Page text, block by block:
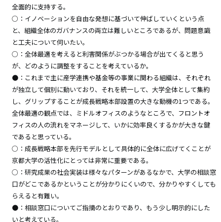
全面的に支持する。
○：イノベーションを自由な発想に基づいて伸ばしていくという点
と、組織全体のガバナンスの両立は難しいところであるが、問題意識
と工夫について伺いたい。
○：全体最適を考えると利害関係がぶつかる場合が出てくると思う
が、どのように調整をすることを考えているか。
●：これまで主に産学連携や基金等の事業に関わる組織は、それぞれ
が独立して個別に動いており、それを統一して、大学全体として集約
し、グリップすることが成長戦略本部設置の大きな動機の1つである。
全体最適の観点では、ミドルオフィスのようなところで、フロントオ
フィスの人の流れをマネージして、いかに効率良くするかが大きな鍵
であると思っている。
○：成長戦略本部を先行モデルとして具体的に全体に広げてくことが
京都大学の活性化にとっては非常に重要である。
○：研究成果の社会実装は様々なパターンがあるなかで、大学の相談窓
口がどこであるかということが分かりにくいので、分かりやすくしても
らえると有難い。
●：相談窓口についてご指摘のとおりであり、もう少し明示的にした
いと考えている。